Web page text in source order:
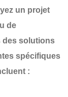
un projet
de
des solutions
spécifiques
: